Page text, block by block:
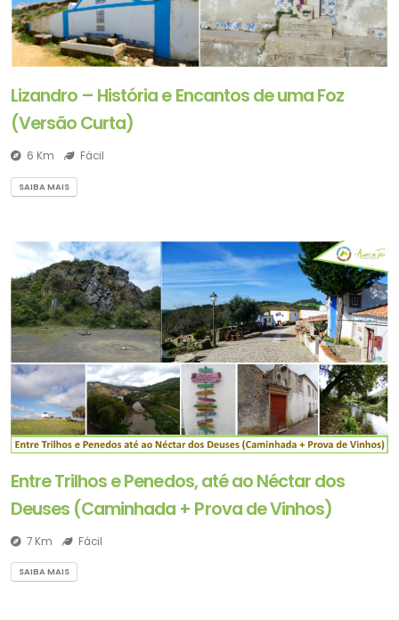
Lizandro – História e Encantos de uma Foz
(Versão Curta)
6 Km Fácil
SAIBA MAIS
Entre Trilhos e Penedos, até ao Néctar dos
Deuses (Caminhada + Prova de Vinhos)
7 Km Fácil
SAIBA MAIS